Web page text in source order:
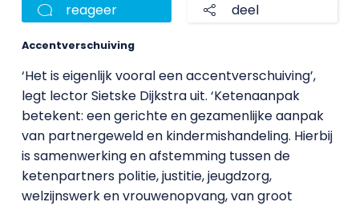
reageer deel
Accentverschuiving
‘Het is eigenlijk vooral een accentverschuiving’,
legt lector Sietske Dijkstra uit. ‘Ketenaanpak
betekent: een gerichte en gezamenlijke aanpak
van partnergeweld en kindermishandeling. Hierbij
is samenwerking en afstemming tussen de
ketenpartners politie, justitie, jeugdzorg,
welzijnswerk en vrouwenopvang, van groot